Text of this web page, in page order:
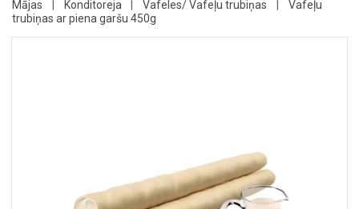
KONDITOREJA
UZKODAS
NEPĀRTIKAS
Mājas Konditoreja Vafeles/ Vafeļu trubiņas
Vafeļu
trubiņas ar piena garšu 450g